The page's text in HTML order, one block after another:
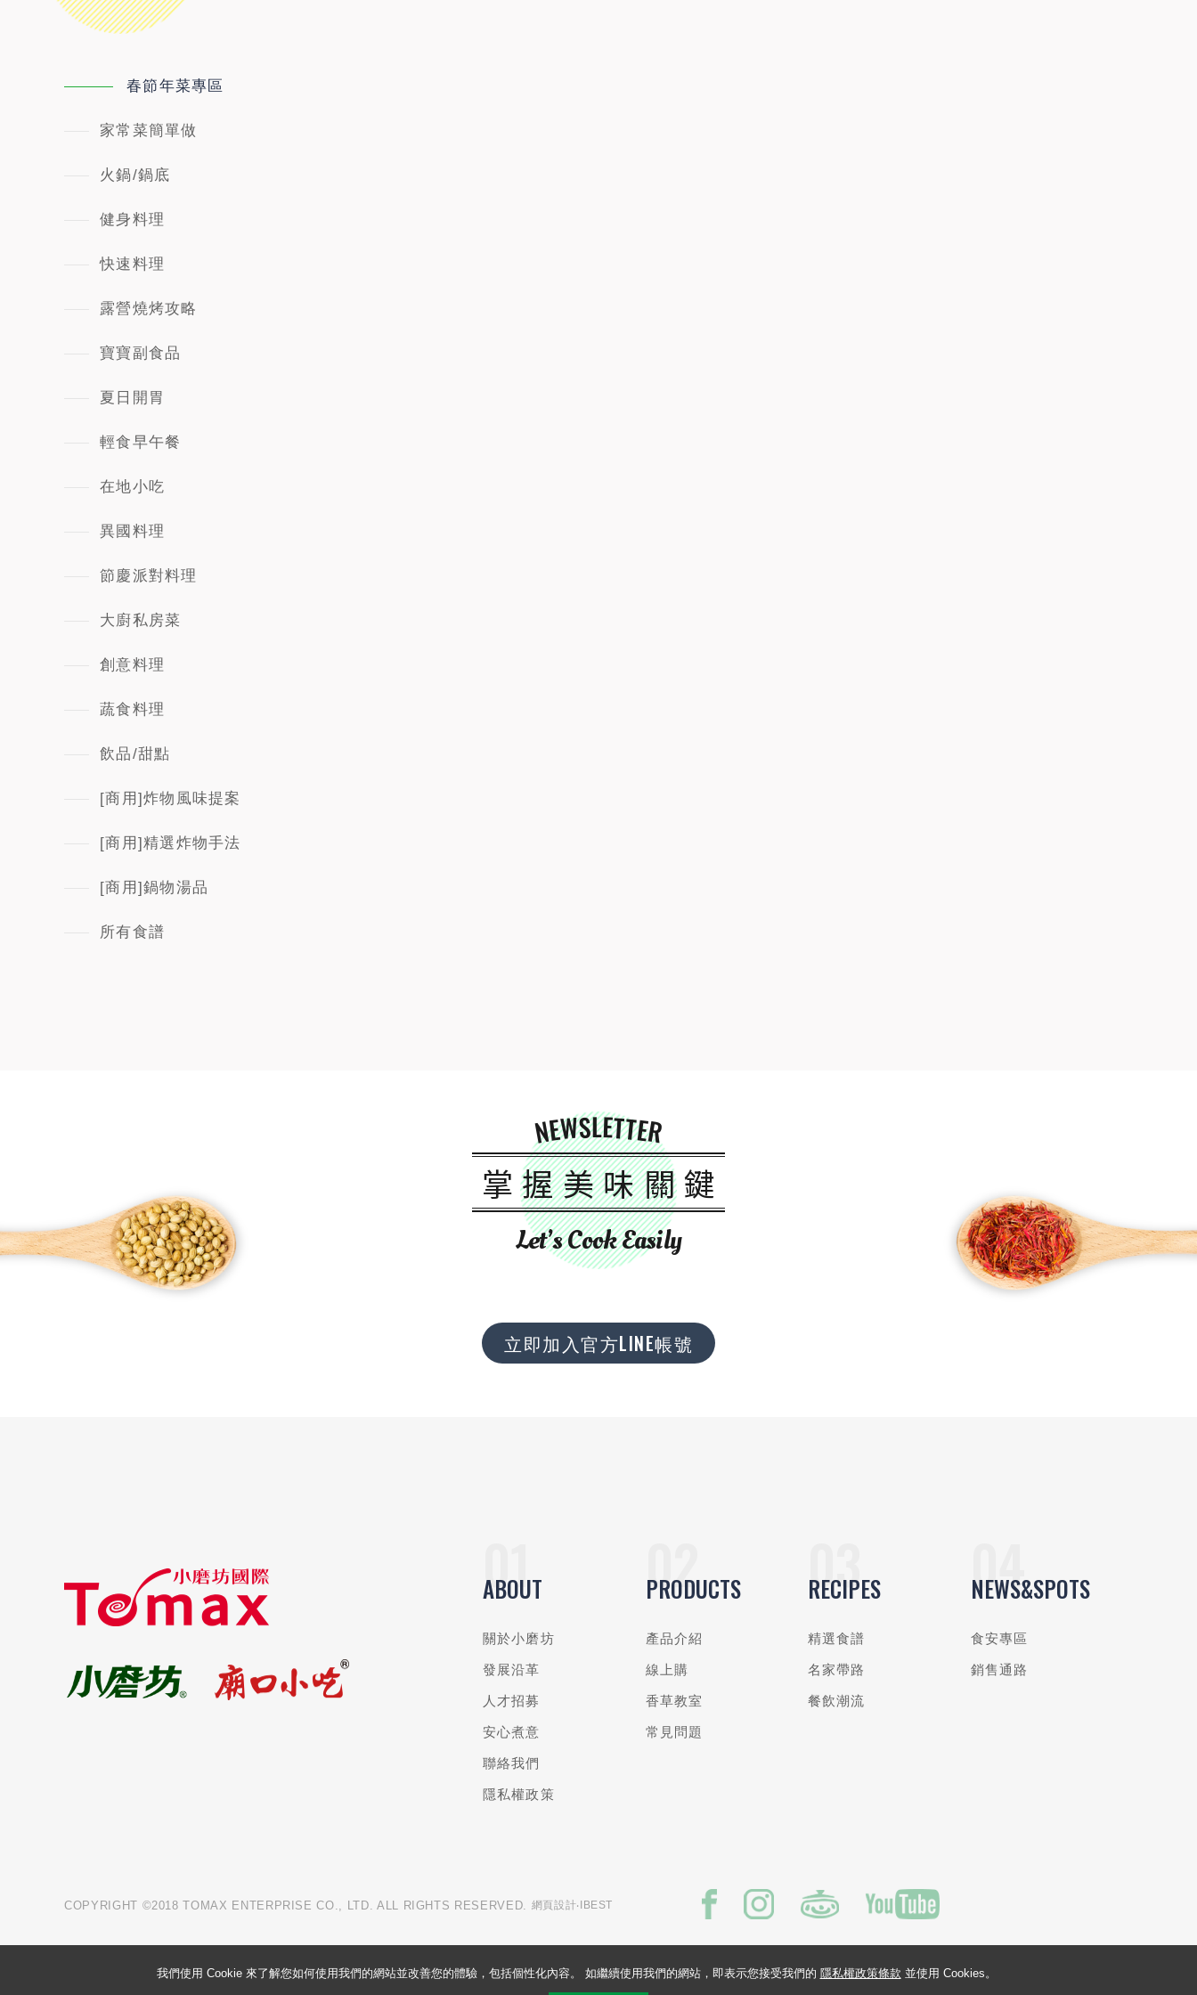
春節年菜專區
家常菜簡單做
火鍋/鍋底
健身料理
快速料理
露營燒烤攻略
寶寶副食品
夏日開胃
輕食早午餐
在地小吃
異國料理
節慶派對料理
大廚私房菜
創意料理
蔬食料理
飲品/甜點
[商用]炸物風味提案
[商用]精選炸物手法
[商用]鍋物湯品
所有食譜
NEWSLETTER
掌握美味關鍵
Let’s Cook Easily
立即加入官方LINE帳號
ABOUT
關於小磨坊
發展沿革
人才招募
安心煮意
聯絡我們
隱私權政策
PRODUCTS
產品介紹
線上購
香草教室
常見問題
RECIPES
精選食譜
名家帶路
餐飲潮流
NEWS&SPOTS
食安專區
銷售通路
COPYRIGHT ©2018 TOMAX ENTERPRISE CO., LTD. ALL RIGHTS RESERVED. 網頁設計‧IBEST
我們使用 Cookie 來了解您如何使用我們的網站並改善您的體驗，包括個性化內容。 如繼續使用我們的網站，即表示您接受我們的 隱私權政策條款 並使用 Cookies。